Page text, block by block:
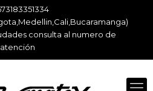
consulta al numero de
atención